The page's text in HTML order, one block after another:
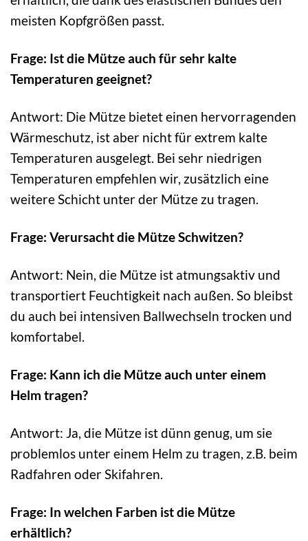
meisten Kopfgrößen passt.
Frage: Ist die Mütze auch für sehr kalte
Temperaturen geeignet?
Antwort: Die Mütze bietet einen hervorragenden
Wärmeschutz, ist aber nicht für extrem kalte
Temperaturen ausgelegt. Bei sehr niedrigen
Temperaturen empfehlen wir, zusätzlich eine
weitere Schicht unter der Mütze zu tragen.
Frage: Verursacht die Mütze Schwitzen?
Antwort: Nein, die Mütze ist atmungsaktiv und
transportiert Feuchtigkeit nach außen. So bleibst
du auch bei intensiven Ballwechseln trocken und
komfortabel.
Frage: Kann ich die Mütze auch unter einem
Helm tragen?
Antwort: Ja, die Mütze ist dünn genug, um sie
problemlos unter einem Helm zu tragen, z.B. beim
Radfahren oder Skifahren.
Frage: In welchen Farben ist die Mütze
erhältlich?